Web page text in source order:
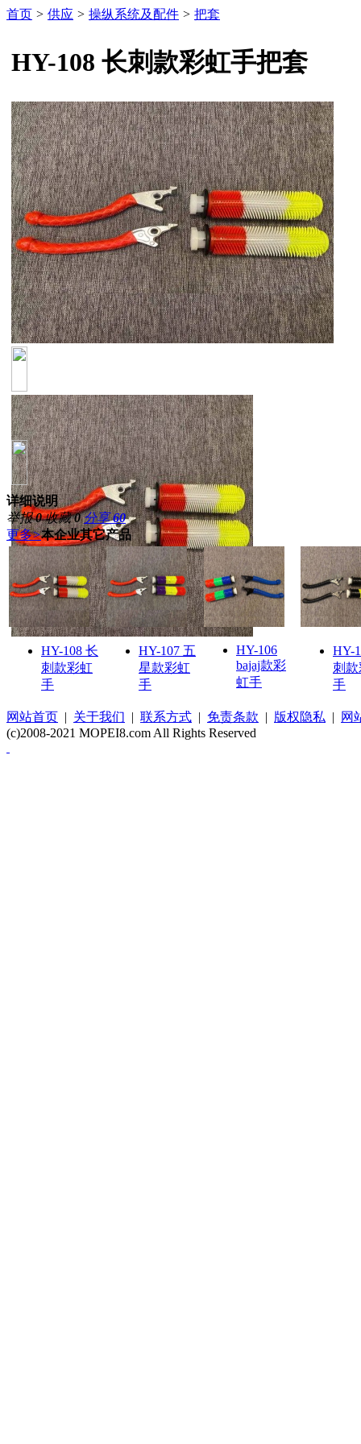
首页 > 供应 > 操纵系统及配件 > 把套
HY-108 长刺款彩虹手把套
详细说明
举报0 收藏0 分享60
更多>本企业其它产品
HY-108 长
刺款彩虹
手
HY-107 五
星款彩虹
手
HY-106
bajaj款彩
虹手
HY-
刺
手
网站首页 | 关于我们 | 联系方式 | 免责条款 | 版权隐私 |
网
(c)2008-2021 MOPEI8.com All Rights Reserved